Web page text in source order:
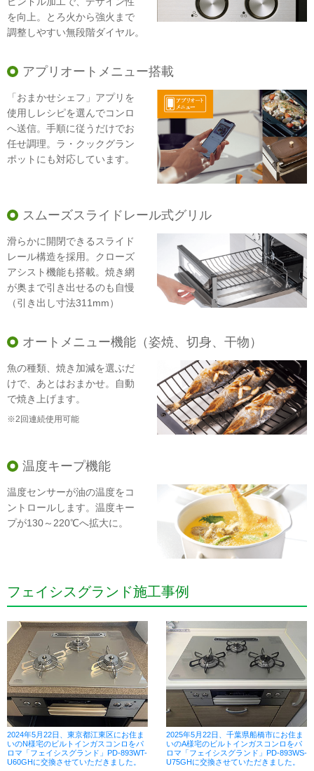
を向上。とろ火から強火まで
調整しやすい無段階ダイヤル。
アプリオートメニュー搭載
「おまかせシェフ」アプリを
使用しレシピを選んでコンロ
へ送信。手順に従うだけでお
任せ調理。ラ・クックグラン
ポットにも対応しています。
スムーズスライドレール式グリル
滑らかに開閉できるスライド
レール構造を採用。クローズ
アシスト機能も搭載。焼き網
が奥まで引き出せるのも自慢
（引き出し寸法311mm）
オートメニュー機能（姿焼、切身、干物）
魚の種類、焼き加減を選ぶだ
けで、あとはおまかせ。自動
で焼き上げます。
※2回連続使用可能
温度キープ機能
温度センサーが油の温度をコ
ントロールします。温度キー
プが130～220℃へ拡大に。
フェイシスグランド施工事例
2024年5月22日、東京都江東区にお住ま
いのN様宅のビルトインガスコンロをパ
ロマ「フェイシスグランド」PD-893WT-
U60GHに交換させていただきました。
2025年5月22日、千葉県船橋市にお住ま
いのA様宅のビルトインガスコンロをパ
ロマ「フェイシスグランド」PD-893WS-
U75GHに交換させていただきました。